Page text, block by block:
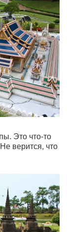
Это что-то
верится, что